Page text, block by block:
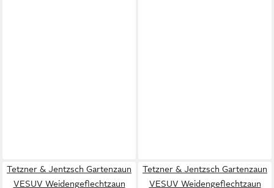
Tetzner & Jentzsch Gartenzaun
VESUV Weidengeflechtzaun
Tetzner & Jentzsch Gartenzaun
VESUV Weidengeflechtzaun